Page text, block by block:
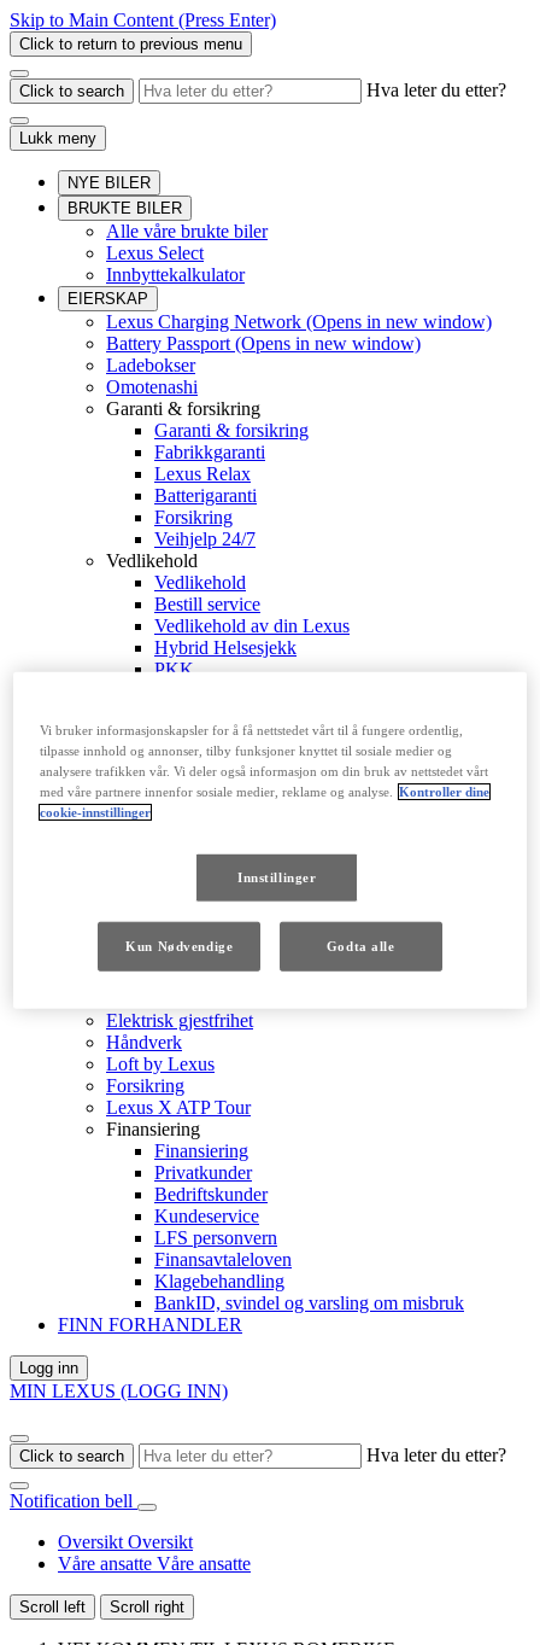
Skip to Main Content (Press Enter)
Click to return to previous menu
Click to search Hva leter du etter?
Lukk meny
NYE BILER
BRUKTE BILER
Alle våre brukte biler
Lexus Select
Innbyttekalkulator
EIERSKAP
Lexus Charging Network (Opens in new window)
Battery Passport (Opens in new window)
Ladebokser
Omotenashi
Garanti & forsikring
Garanti & forsikring
Fabrikkgaranti
Lexus Relax
Batterigaranti
Forsikring
Veihjelp 24/7
Vedlikehold
Vedlikehold
Bestill service
Vedlikehold av din Lexus
Hybrid Helsesjekk
PKK
Reparasjoner
Oljeskift
Tilkoblede tjenester & Multimedia
Tilkoblede tjenester & Multimedia
Instruksjonsbøker
Tjenester for ditt kjøretøy
OPPDAG LEXUS
Nyheter
Elektrisk gjestfrihet
Håndverk
Loft by Lexus
Forsikring
Lexus X ATP Tour
Finansiering
Finansiering
Privatkunder
Bedriftskunder
Kundeservice
LFS personvern
Finansavtaleloven
Klagebehandling
BankID, svindel og varsling om misbruk
FINN FORHANDLER
Logg inn
MIN LEXUS (LOGG INN)
Click to search Hva leter du etter?
Notification bell
Oversikt Oversikt
Våre ansatte Våre ansatte
Scroll left Scroll right
Vi bruker informasjonskapsler for å få nettstedet vårt til å fungere ordentlig,
tilpasse innhold og annonser, tilby funksjoner knyttet til sosiale medier og
analysere trafikken vår. Vi deler også informasjon om din bruk av nettstedet vårt
med våre partnere innenfor sosiale medier, reklame og analyse.
Kontroller dine
cookie-innstillinger
Innstillinger
Kun Nødvendige Godta alle